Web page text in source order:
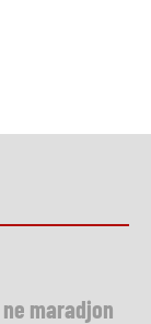
ne maradjon